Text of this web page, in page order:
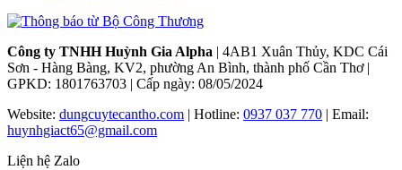
Công ty TNHH Huỳnh Gia Alpha | 4AB1 Xuân Thủy, KDC Cái
Sơn - Hàng Bàng, KV2, phường An Bình, thành phố Cần Thơ |
GPKD: 1801763703 | Cấp ngày: 08/05/2024
Website: dungcuytecantho.com | Hotline: 0937 037 770 | Email:
huynhgiact65@gmail.com
Liện hệ Zalo